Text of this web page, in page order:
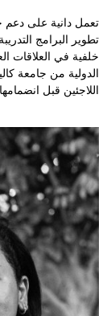
تعمل دانية على دعم
تطوير البرامج
خلفية في العلاقات
الدولية من جامعة
اللاجئين قبل